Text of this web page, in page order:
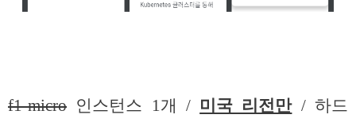
f1-micro 인스턴스 1개 / 미국 리전만/ 하드